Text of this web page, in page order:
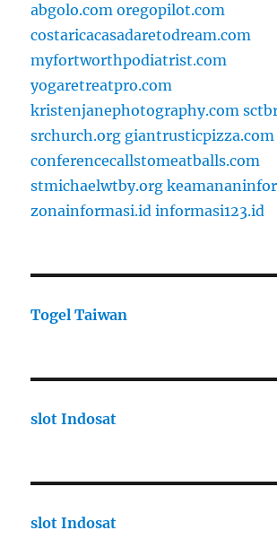
abgolo.com oregopilot.com
costaricacasadaretodream.com
myfortworthpodiatrist.com
yogaretreatpro.com
kristenjanephotography.com
srchurch.org giantrusticpizza.com
conferencecallstomeatballs.com
stmichaelwtby.org
zonainformasi.id informasi123.id
Togel Taiwan
slot Indosat
slot Indosat